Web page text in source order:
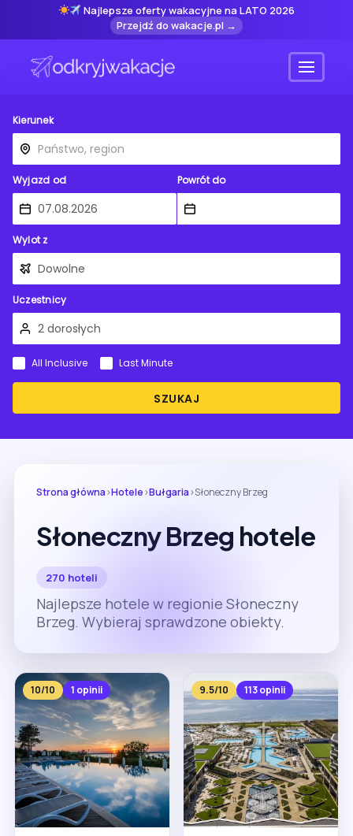
Najlepsze oferty wakacyjne na LATO 2026
Przejdź do wakacje.pl →
Menu
Kierunek
Wyjazd od Powrót do
Wylot z
Uczestnicy
SZUKAJ
All Inclusive Last Minute
Strona główna›Hotele›Bułgaria›Słoneczny Brzeg
Słoneczny Brzeg hotele
270 hoteli
Najlepsze hotele w regionie Słoneczny
Brzeg. Wybieraj sprawdzone obiekty.
10/10 1 opinii 9.5/10 113 opinii